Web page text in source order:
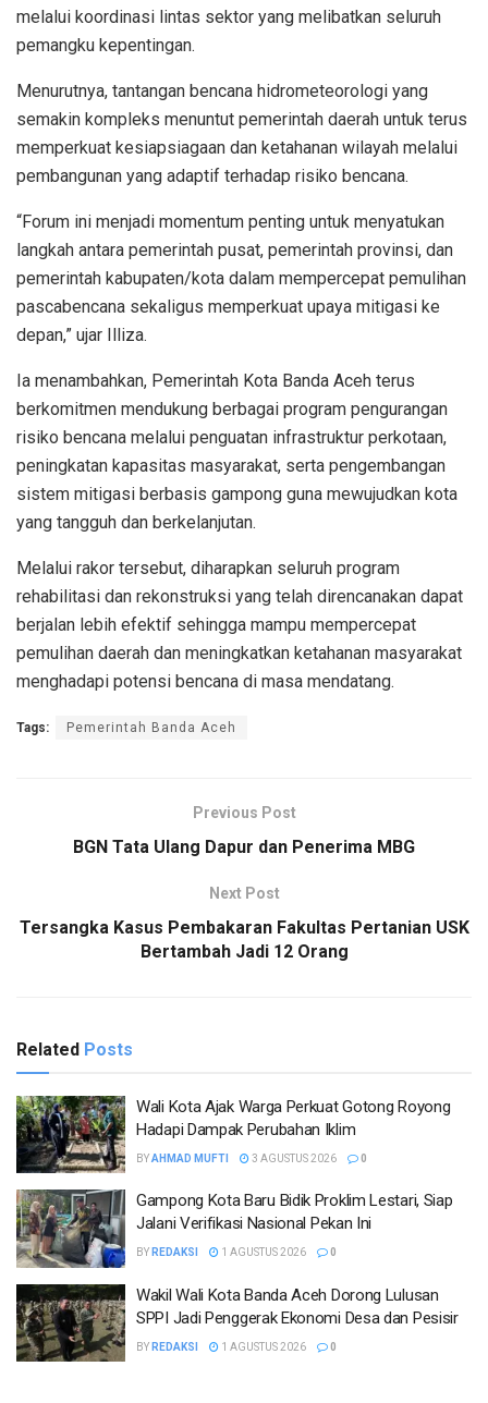
melalui koordinasi lintas sektor yang melibatkan seluruh
pemangku kepentingan.
Menurutnya, tantangan bencana hidrometeorologi yang
semakin kompleks menuntut pemerintah daerah untuk terus
memperkuat kesiapsiagaan dan ketahanan wilayah melalui
pembangunan yang adaptif terhadap risiko bencana.
“Forum ini menjadi momentum penting untuk menyatukan
langkah antara pemerintah pusat, pemerintah provinsi, dan
pemerintah kabupaten/kota dalam mempercepat pemulihan
pascabencana sekaligus memperkuat upaya mitigasi ke
depan,” ujar Illiza.
Ia menambahkan, Pemerintah Kota Banda Aceh terus
berkomitmen mendukung berbagai program pengurangan
risiko bencana melalui penguatan infrastruktur perkotaan,
peningkatan kapasitas masyarakat, serta pengembangan
sistem mitigasi berbasis gampong guna mewujudkan kota
yang tangguh dan berkelanjutan.
Melalui rakor tersebut, diharapkan seluruh program
rehabilitasi dan rekonstruksi yang telah direncanakan dapat
berjalan lebih efektif sehingga mampu mempercepat
pemulihan daerah dan meningkatkan ketahanan masyarakat
menghadapi potensi bencana di masa mendatang.
Tags: Pemerintah Banda Aceh
Previous Post
BGN Tata Ulang Dapur dan Penerima MBG
Next Post
Tersangka Kasus Pembakaran Fakultas Pertanian USK
Bertambah Jadi 12 Orang
Related Posts
Wali Kota Ajak Warga Perkuat Gotong Royong
Hadapi Dampak Perubahan Iklim
BYAHMAD MUFTI 3 AGUSTUS 2026 0
Gampong Kota Baru Bidik Proklim Lestari, Siap
Jalani Verifikasi Nasional Pekan Ini
BY REDAKSI 1 AGUSTUS 2026 0
Wakil Wali Kota Banda Aceh Dorong Lulusan
SPPI Jadi Penggerak Ekonomi Desa dan Pesisir
BY REDAKSI 1 AGUSTUS 2026 0